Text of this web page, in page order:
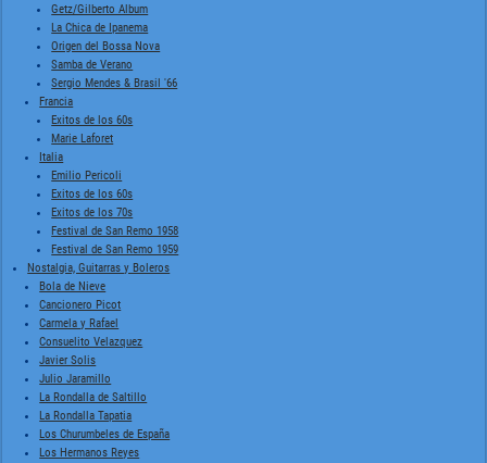
Getz/Gilberto Album
La Chica de Ipanema
Origen del Bossa Nova
Samba de Verano
Sergio Mendes & Brasil '66
Francia
Exitos de los 60s
Marie Laforet
Italia
Emilio Pericoli
Exitos de los 60s
Exitos de los 70s
Festival de San Remo 1958
Festival de San Remo 1959
Nostalgia, Guitarras y Boleros
Bola de Nieve
Cancionero Picot
Carmela y Rafael
Consuelito Velazquez
Javier Solis
Julio Jaramillo
La Rondalla de Saltillo
La Rondalla Tapatia
Los Churumbeles de España
Los Hermanos Reyes